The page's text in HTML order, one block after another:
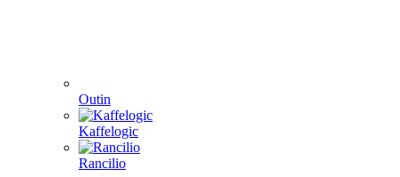
Outin
Kaffelogic
Rancilio